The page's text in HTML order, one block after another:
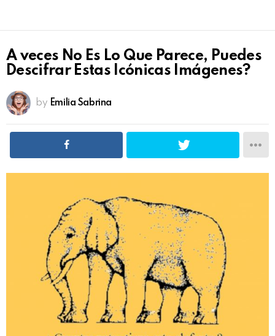
A veces No Es Lo Que Parece, Puedes
Descifrar Estas Icónicas Imágenes?
by Emilia Sabrina